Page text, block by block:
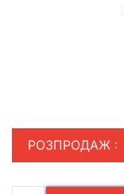
РОЗПРОДАЖ :